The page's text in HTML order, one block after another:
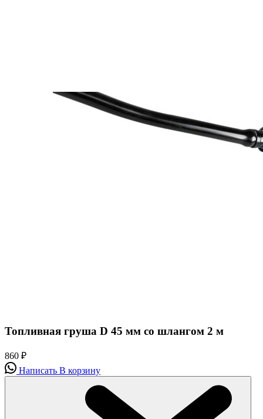
Топливная груша D 45 мм со шлангом 2 м
860 ₽
Написать В корзину